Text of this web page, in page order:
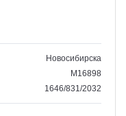
Новосибирска
M16898
1646/831/2032